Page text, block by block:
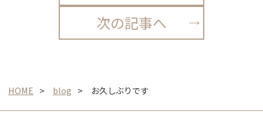
次の記事へ
HOME blog お久しぶりです